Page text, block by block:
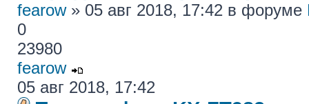
fearow» 05 авг 2018, 17:42 в форуме
0
23980
fearow
05 авг 2018, 17:42